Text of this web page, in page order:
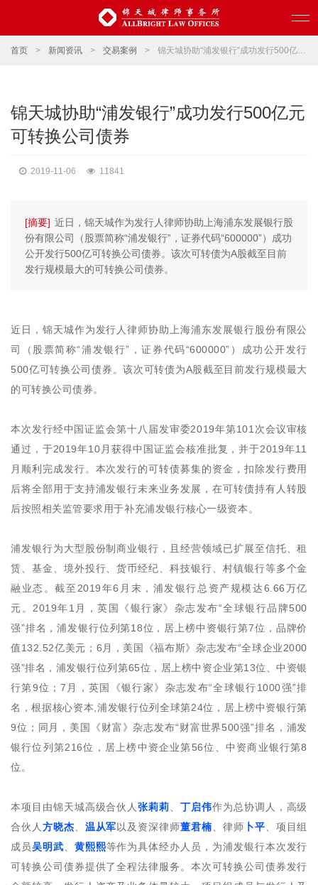
首页 > 新闻资讯 > 交易案例 > 锦天城协助“浦发银行”成功发行500亿元可转换公司债券
锦天城协助“浦发银行”成功发行500亿元
可转换公司债券
2019-11-06 11841
[摘要] 近日，锦天城作为发行人律师协助上海浦东发展银行股
份有限公司（股票简称“浦发银行”，证券代码“600000”）成功
公开发行500亿可转换公司债券。该次可转债为A股截至目前
发行规模最大的可转换公司债券。
近日，锦天城作为发行人律师协助上海浦东发展银行股份有限公
司（股票简称“浦发银行”，证券代码“600000”）成功公开发行
500亿可转换公司债券。该次可转债为A股截至目前发行规模最大
的可转换公司债券。
本次发行经中国证监会第十八届发审委2019年第101次会议审核
通过，于2019年10月获得中国证监会核准批复，并于2019年11
月顺利完成发行。本次发行的可转债募集的资金，扣除发行费用
后将全部用于支持浦发银行未来业务发展，在可转债持有人转股
后按照相关监管要求用于补充浦发银行核心一级资本。
浦发银行为大型股份制商业银行，且经营领域已扩展至信托、租
赁、基金、境外投行、货币经纪、科技银行、村镇银行等多个金
融业态。截至2019年6月末，浦发银行总资产规模达6.66万亿
元。2019年1月，英国《银行家》杂志发布“全球银行品牌500
强”排名，浦发银行位列第18位，居上榜中资银行第7位，品牌价
值132.52亿美元；6月，美国《福布斯》杂志发布“全球企业2000
强”排名，浦发银行位列第65位，居上榜中资企业第13位、中资银
行第9位；7月，英国《银行家》杂志发布“全球银行1000强”排
名，根据核心资本,浦发银行位列全球第24位，居上榜中资银行第
9位；同月，美国《财富》杂志发布“财富世界500强”排名，浦发
银行位列第216位，居上榜中资企业第56位、中资商业银行第8
位。
本项目由锦天城高级合伙人张莉莉 、丁启伟作为总协调人，高级
合伙人 方晓杰 温从军以及资深律师董君楠、律师 卜平 、项目组
成员吴明武 黄熙熙等作为具体经办人员，为浦发银行本次发行
可转换公司债券提供了全程法律服务。本次可转换公司债券发行